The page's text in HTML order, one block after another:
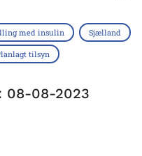
med insulin Sjælland
tilsyn
08-08-2023